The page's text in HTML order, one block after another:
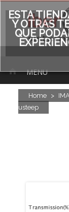
MENU
Home >
usteep
ESTA
Y OTRAS
QUE